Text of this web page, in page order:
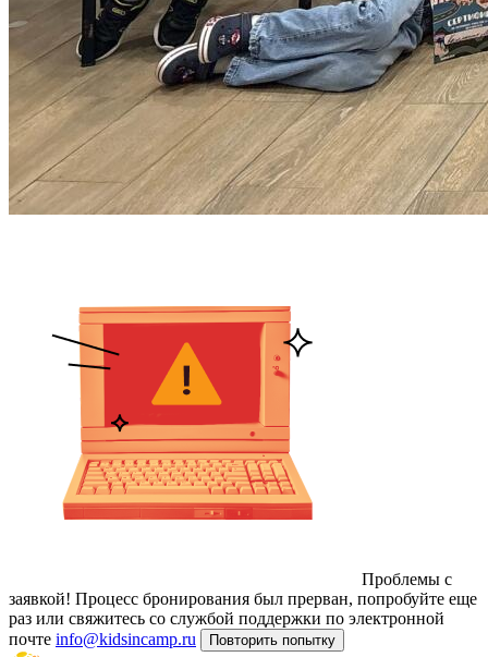
Проблемы с
заявкой! Процесс бронирования был прерван, попробуйте еще
раз или свяжитесь со службой поддержки по электронной
почте info@kidsincamp.ru Повторить попытку